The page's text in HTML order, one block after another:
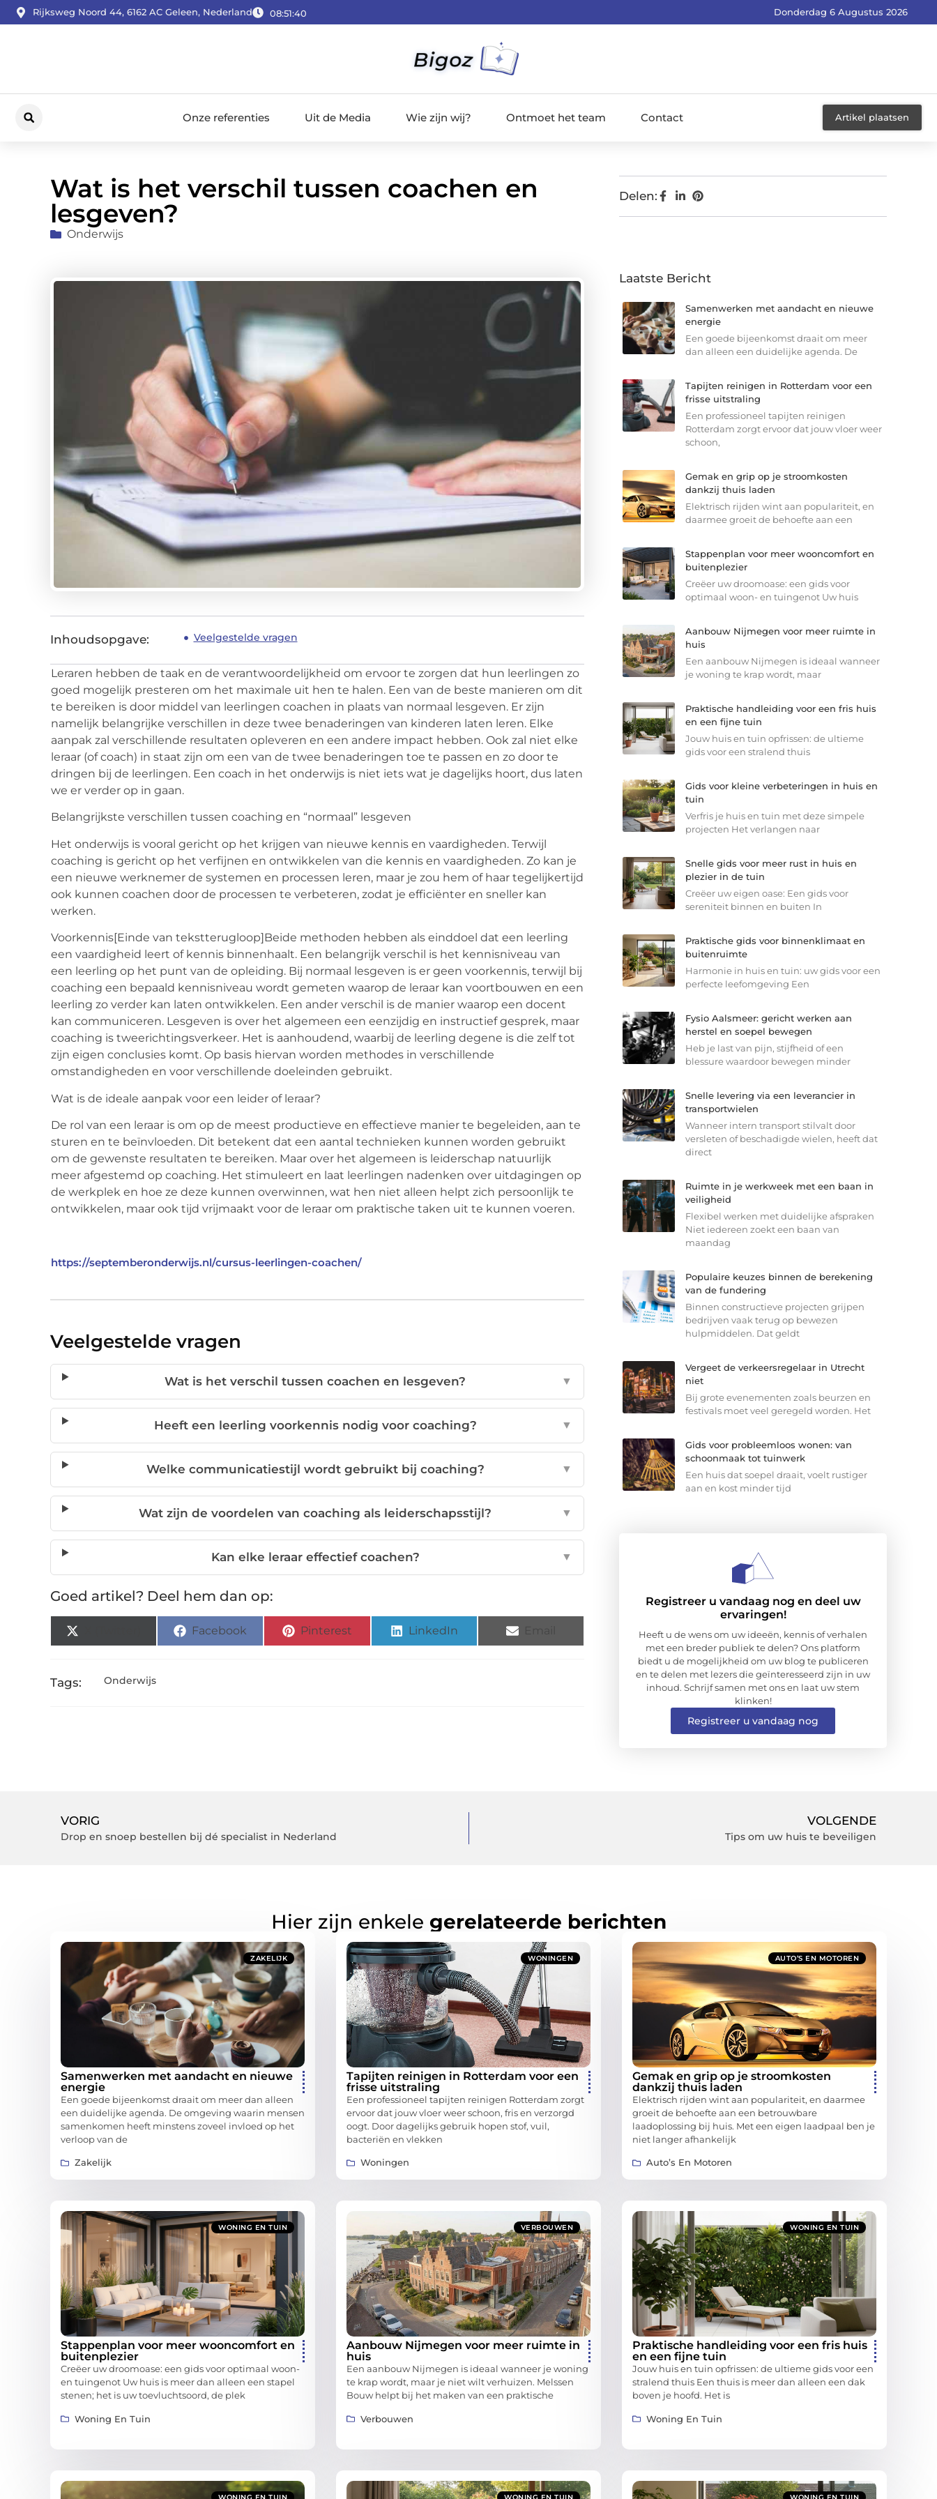
Rijksweg Noord 44, 6162 AC Geleen, Nederland 08:51:41 Donderdag 6 Augustus 2026
Onze referenties Uit de Media Wie zijn wij? Ontmoet het team Contact Artikel plaatsen
Wat is het verschil tussen coachen en
lesgeven?
Onderwijs
Inhoudsopgave: Veelgestelde vragen
Leraren hebben de taak en de verantwoordelijkheid om ervoor te zorgen dat hun leerlingen zo
goed mogelijk presteren om het maximale uit hen te halen. Een van de beste manieren om dit
te bereiken is door middel van leerlingen coachen in plaats van normaal lesgeven. Er zijn
namelijk belangrijke verschillen in deze twee benaderingen van kinderen laten leren. Elke
aanpak zal verschillende resultaten opleveren en een andere impact hebben. Ook zal niet elke
leraar (of coach) in staat zijn om een van de twee benaderingen toe te passen en zo door te
dringen bij de leerlingen. Een coach in het onderwijs is niet iets wat je dagelijks hoort, dus laten
we er verder op in gaan.
Belangrijkste verschillen tussen coaching en “normaal” lesgeven
Het onderwijs is vooral gericht op het krijgen van nieuwe kennis en vaardigheden. Terwijl
coaching is gericht op het verfijnen en ontwikkelen van die kennis en vaardigheden. Zo kan je
een nieuwe werknemer de systemen en processen leren, maar je zou hem of haar tegelijkertijd
ook kunnen coachen door de processen te verbeteren, zodat je efficiënter en sneller kan
werken.
Voorkennis[Einde van tekstterugloop] Beide methoden hebben als einddoel dat een leerling
een vaardigheid leert of kennis binnenhaalt. Een belangrijk verschil is het kennisniveau van
een leerling op het punt van de opleiding. Bij normaal lesgeven is er geen voorkennis, terwijl bij
coaching een bepaald kennisniveau wordt gemeten waarop de leraar kan voortbouwen en een
leerling zo verder kan laten ontwikkelen. Een ander verschil is de manier waarop een docent
kan communiceren. Lesgeven is over het algemeen een eenzijdig en instructief gesprek, maar
coaching is tweerichtingsverkeer. Het is aanhoudend, waarbij de leerling degene is die zelf tot
zijn eigen conclusies komt. Op basis hiervan worden methodes in verschillende
omstandigheden en voor verschillende doeleinden gebruikt.
Wat is de ideale aanpak voor een leider of leraar?
De rol van een leraar is om op de meest productieve en effectieve manier te begeleiden, aan te
sturen en te beïnvloeden. Dit betekent dat een aantal technieken kunnen worden gebruikt
om de gewenste resultaten te bereiken. Maar over het algemeen is leiderschap natuurlijk
meer afgestemd op coaching. Het stimuleert en laat leerlingen nadenken over uitdagingen op
de werkplek en hoe ze deze kunnen overwinnen, wat hen niet alleen helpt zich persoonlijk te
ontwikkelen, maar ook tijd vrijmaakt voor de leraar om praktische taken uit te kunnen voeren.
https://septemberonderwijs.nl/cursus-leerlingen-coachen/
Veelgestelde vragen
Wat is het verschil tussen coachen en lesgeven? ▼
Heeft een leerling voorkennis nodig voor coaching? ▼
Welke communicatiestijl wordt gebruikt bij coaching? ▼
Wat zijn de voordelen van coaching als leiderschapsstijl? ▼
Kan elke leraar effectief coachen? ▼
Goed artikel? Deel hem dan op:
Facebook Pinterest LinkedIn
Tags: Onderwijs
Delen:
Laatste Bericht
Samenwerken met aandacht en nieuwe
energie
Een goede bijeenkomst draait om meer
dan alleen een duidelijke agenda. De
Tapijten reinigen in Rotterdam voor een
frisse uitstraling
Een professioneel tapijten reinigen
Rotterdam zorgt ervoor dat jouw vloer weer
schoon,
Gemak en grip op je stroomkosten
dankzij thuis laden
Elektrisch rijden wint aan populariteit, en
daarmee groeit de behoefte aan een
Stappenplan voor meer wooncomfort en
buitenplezier
Creëer uw droomoase: een gids voor
optimaal woon- en tuingenot Uw huis
Aanbouw Nijmegen voor meer ruimte in
huis
Een aanbouw Nijmegen is ideaal wanneer
je woning te krap wordt, maar
Praktische handleiding voor een fris huis
en een fijne tuin
Jouw huis en tuin opfrissen: de ultieme
gids voor een stralend thuis
Gids voor kleine verbeteringen in huis en
tuin
Verfris je huis en tuin met deze simpele
projecten Het verlangen naar
Snelle gids voor meer rust in huis en
plezier in de tuin
Creëer uw eigen oase: Een gids voor
sereniteit binnen en buiten In
Praktische gids voor binnenklimaat en
buitenruimte
Harmonie in huis en tuin: uw gids voor een
perfecte leefomgeving Een
Fysio Aalsmeer: gericht werken aan
herstel en soepel bewegen
Heb je last van pijn, stijfheid of een
blessure waardoor bewegen minder
Snelle levering via een leverancier in
transportwielen
Wanneer intern transport stilvalt door
versleten of beschadigde wielen, heeft dat
direct
Ruimte in je werkweek met een baan in
veiligheid
Flexibel werken met duidelijke afspraken
Niet iedereen zoekt een baan van
maandag
Populaire keuzes binnen de berekening
van de fundering
Binnen constructieve projecten grijpen
bedrijven vaak terug op bewezen
hulpmiddelen. Dat geldt
Vergeet de verkeersregelaar in Utrecht
niet
Bij grote evenementen zoals beurzen en
festivals moet veel geregeld worden. Het
Gids voor probleemloos wonen: van
schoonmaak tot tuinwerk
Een huis dat soepel draait, voelt rustiger
aan en kost minder tijd
Registreer u vandaag nog en deel uw
ervaringen!
Heeft u de wens om uw ideeën, kennis of verhalen
met een breder publiek te delen? Ons platform
biedt u de mogelijkheid om uw blog te publiceren
en te delen met lezers die geïnteresseerd zijn in uw
inhoud. Schrijf samen met ons en laat uw stem
klinken!
Registreer u vandaag nog
VORIG
Drop en snoep bestellen bij dé specialist in Nederland
VOLGENDE
Tips om uw huis te beveiligen
Hier zijn enkele gerelateerde berichten
ZAKELIJK
Samenwerken met aandacht en nieuwe
energie
Een goede bijeenkomst draait om meer dan alleen
een duidelijke agenda. De omgeving waarin mensen
samenkomen heeft minstens zoveel invloed op het
verloop van de
Zakelijk
WONINGEN
Tapijten reinigen in Rotterdam voor een
frisse uitstraling
Een professioneel tapijten reinigen Rotterdam zorgt
ervoor dat jouw vloer weer schoon, fris en verzorgd
oogt. Door dagelijks gebruik hopen stof, vuil,
bacteriën en vlekken
Woningen
AUTO’S EN MOTOREN
Gemak en grip op je stroomkosten
dankzij thuis laden
Elektrisch rijden wint aan populariteit, en daarmee
groeit de behoefte aan een betrouwbare
laadoplossing bij huis. Met een eigen laadpaal ben je
niet langer afhankelijk
Auto’s En Motoren
WONING EN TUIN
Stappenplan voor meer wooncomfort en
buitenplezier
Creëer uw droomoase: een gids voor optimaal woon-
en tuingenot Uw huis is meer dan alleen een stapel
stenen; het is uw toevluchtsoord, de plek
Woning En Tuin
VERBOUWEN
Aanbouw Nijmegen voor meer ruimte in
huis
Een aanbouw Nijmegen is ideaal wanneer je woning
te krap wordt, maar je niet wilt verhuizen. Melssen
Bouw helpt bij het maken van een praktische
Verbouwen
WONING EN TUIN
Praktische handleiding voor een fris huis
en een fijne tuin
Jouw huis en tuin opfrissen: de ultieme gids voor een
stralend thuis Een thuis is meer dan alleen een dak
boven je hoofd. Het is
Woning En Tuin
WONING EN TUIN WONING EN TUIN WONING EN TUIN